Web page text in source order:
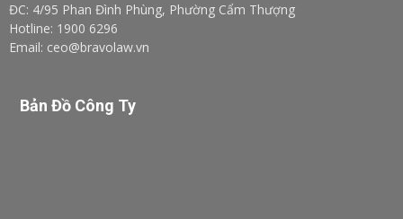
ĐC: 4/95 Phan Đình Phùng, Phường Cẩm Thượng
Hotline: 1900 6296
Email: ceo@bravolaw.vn
Bản Đồ Công Ty